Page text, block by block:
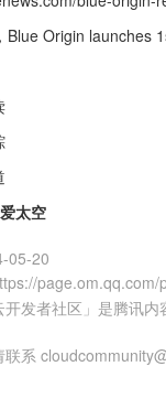
Blue Origin launches
爱太空
05-20
page.om.qq.com/
开发者社区」是腾讯
系